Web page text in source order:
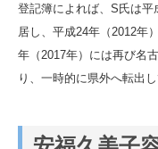
登記簿によれば、S氏は
居し、平成24年（2012年
年（2017年）には再び名
り、一時的に県外へ転出